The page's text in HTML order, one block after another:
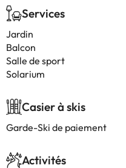
Services
Jardin
Balcon
Salle de sport
Solarium
Casier à skis
Garde-Ski de paiement
Activités